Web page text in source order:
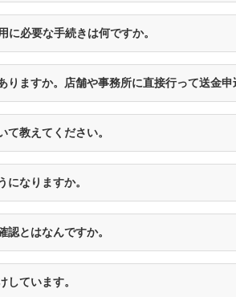
に必要な手続きは何ですか。
りますか。店舗や事務所に直接行って送金
て教えてください。
になりますか。
認とはなんですか。
しています。